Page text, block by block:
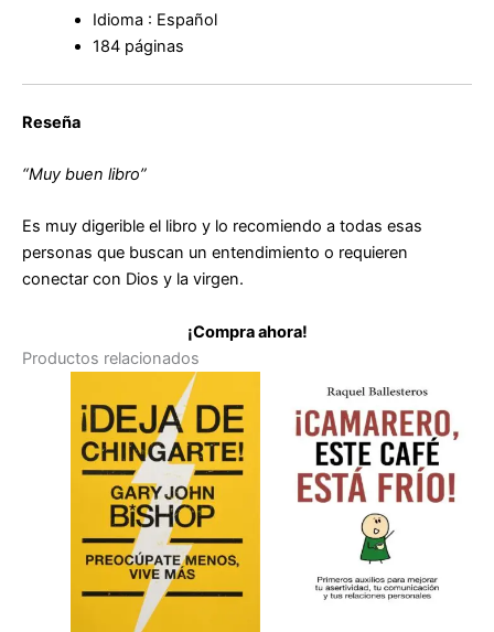
Idioma : Español
184 páginas
Reseña
“Muy buen libro”
Es muy digerible el libro y lo recomiendo a todas esas
personas que buscan un entendimiento o requieren
conectar con Dios y la virgen.
¡Compra ahora!
Productos relacionados